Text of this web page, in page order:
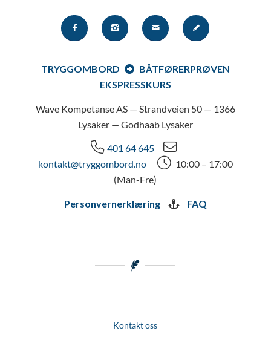
TRYGGOMBORD
BÅTFØRERPRØVEN
EKSPRESSKURS
Wave Kompetanse AS — Strandveien 50 — 1366
Lysaker — Godhaab Lysaker
401 64 645
kontakt@tryggombord.no
10:00 – 17:00
(Man-Fre)
Personvernerklæring FAQ
Kontakt oss